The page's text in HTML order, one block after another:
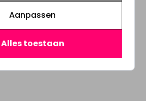
Aanpassen
Alles toestaan